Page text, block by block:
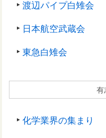
渡辺パイプ白雉会
日本航空武蔵会
東急白雉会
有
化学業界の集まり